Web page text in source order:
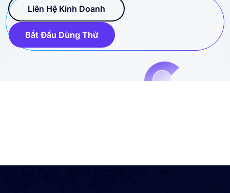
doanh nghiệp dễ mở rộng.
Bắt Đầu Dùng Thử